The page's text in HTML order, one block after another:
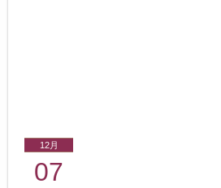
12月
07